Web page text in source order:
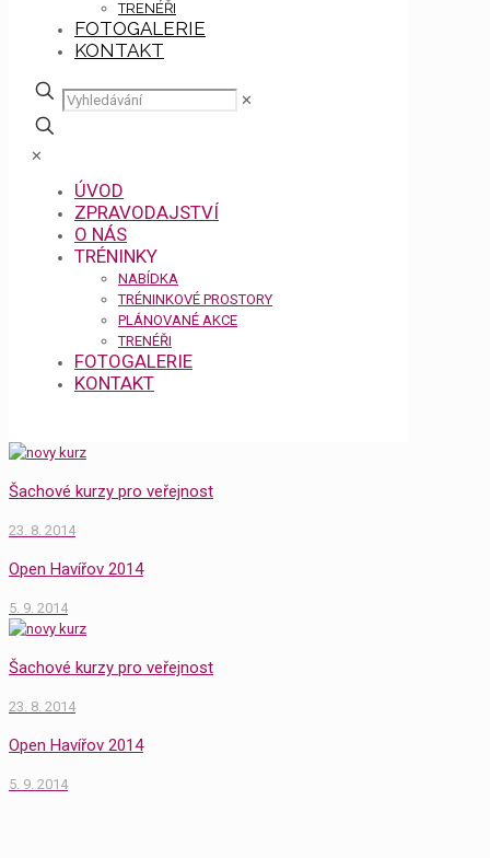
TRENÉŘI
FOTOGALERIE
KONTAKT
✕
✕
ÚVOD
ZPRAVODAJSTVÍ
O NÁS
TRÉNINKY
NABÍDKA
TRÉNINKOVÉ PROSTORY
PLÁNOVANÉ AKCE
TRENÉŘI
FOTOGALERIE
KONTAKT
Šachové kurzy pro veřejnost
23. 8. 2014
Open Havířov 2014
5. 9. 2014
Šachové kurzy pro veřejnost
23. 8. 2014
Open Havířov 2014
5. 9. 2014